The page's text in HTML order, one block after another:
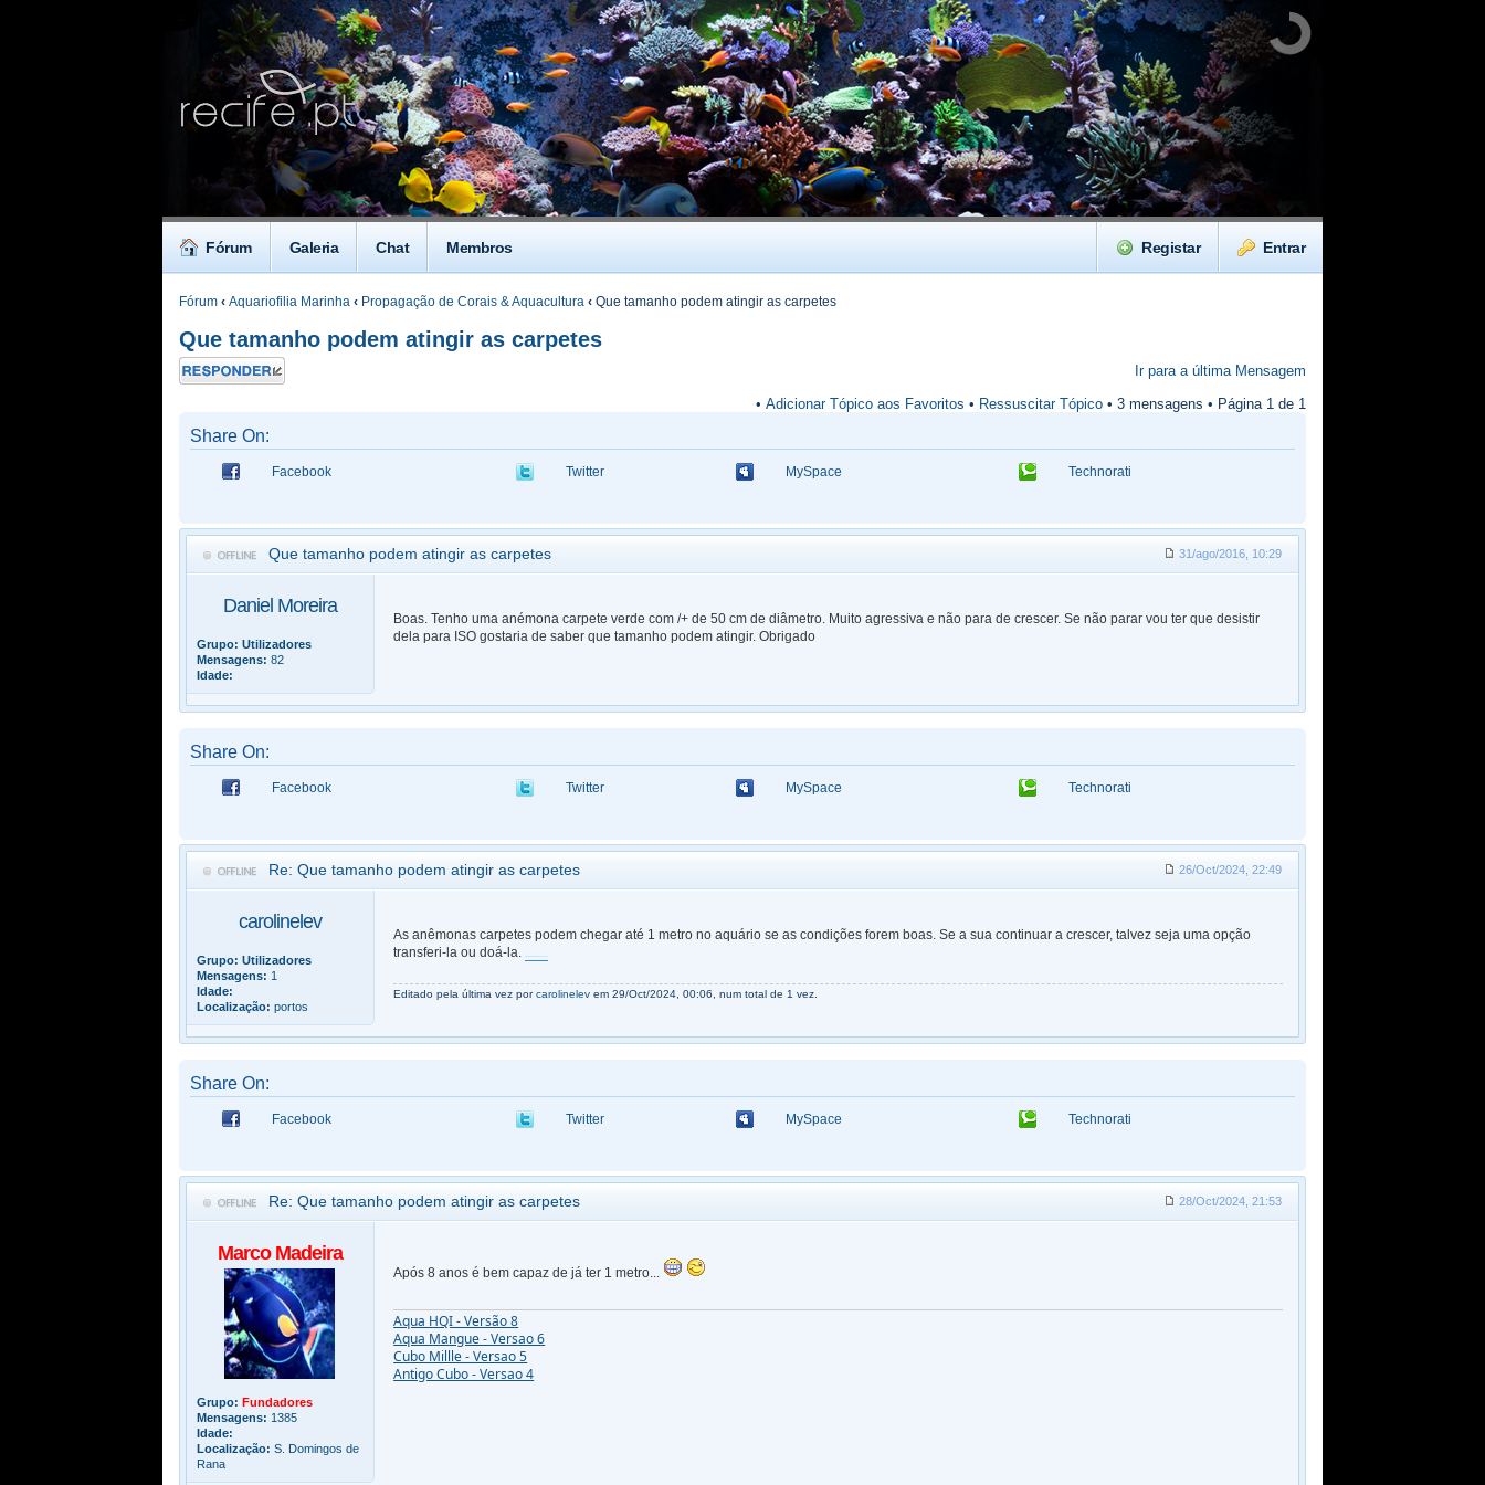
Fórum Galeria Chat Membros Entrar
Registar
Fórum ‹ Aquariofilia Marinha ‹ Propagação de Corais & Aquacultura ‹ Que tamanho podem atingir as carpetes
Que tamanho podem atingir as carpetes
Responder
Ir para a última Mensagem
• Adicionar Tópico aos Favoritos • Ressuscitar Tópico • 3 mensagens • Página 1 de 1
Share On:
Facebook Twitter MySpace Technorati
Que tamanho podem atingir as carpetes 31/ago/2016, 10:29
Daniel Moreira
Grupo: Utilizadores
Mensagens: 82
Idade:
Boas. Tenho uma anémona carpete verde com /+ de 50 cm de diâmetro. Muito agressiva e não para de crescer. Se não parar vou ter que desistir
dela para ISO gostaria de saber que tamanho podem atingir. Obrigado
Share On:
Facebook Twitter MySpace Technorati
Re: Que tamanho podem atingir as carpetes 26/Oct/2024, 22:49
carolinelev
Grupo: Utilizadores
Mensagens: 1
Idade:
Localização: portos
As anêmonas carpetes podem chegar até 1 metro no aquário se as condições forem boas. Se a sua continuar a crescer, talvez seja uma opção
transferi-la ou doá-la.
Editado pela última vez porcarolinelev em 29/Oct/2024, 00:06, num total de 1 vez.
Share On:
Facebook Twitter MySpace Technorati
Re: Que tamanho podem atingir as carpetes 28/Oct/2024, 21:53
Marco Madeira
Grupo: Fundadores
Mensagens: 1385
Idade:
Localização: S. Domingos de
Rana
Após 8 anos é bem capaz de já ter 1 metro...
Aqua HQI - Versão 8
Aqua Mangue - Versao 6
Cubo Millle - Versao 5
Antigo Cubo - Versao 4